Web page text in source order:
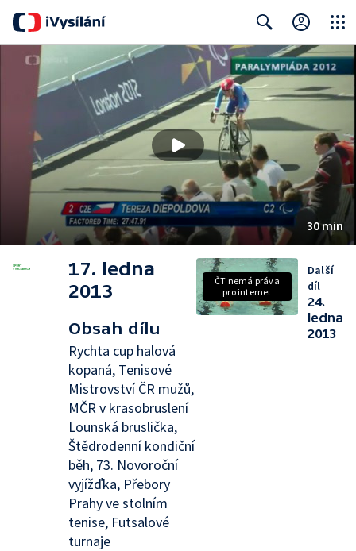
Search Close
30 min
17. ledna
2013
Obsah dílu
Rychta cup halová
kopaná, Tenisové
Mistrovství ČR mužů,
MČR v krasobruslení
Lounská bruslička,
Štědrodenní kondiční
běh, 73. Novoroční
vyjížďka, Přebory
Prahy ve stolním
tenise, Futsalové
turnaje
ČT nemá práva
pro internet
Další
díl
24.
ledna
2013